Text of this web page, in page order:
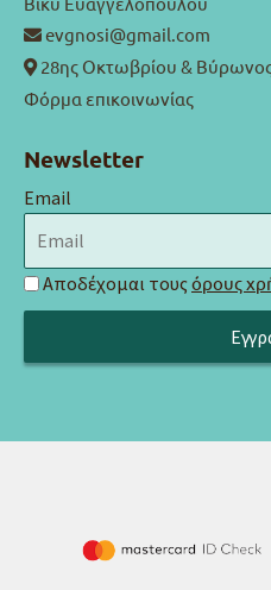
evgnosi@gmail.com
28ης Οκτωβρίου & Βύρωνος
Φόρμα επικοινωνίας
Newsletter
Email
Αποδέχομαι τους όρους